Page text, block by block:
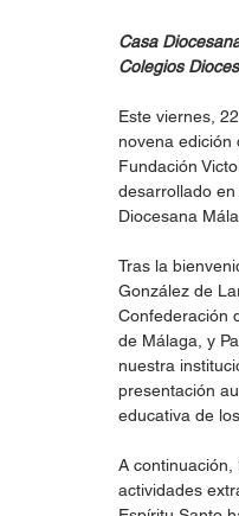
Casa
Colegios
Este viernes,
novena edición
Fundación
desarrollado
Diocesana
Tras la
González de
Confederación
de Málaga, y
nuestra
presentación
educativa de
A
actividades